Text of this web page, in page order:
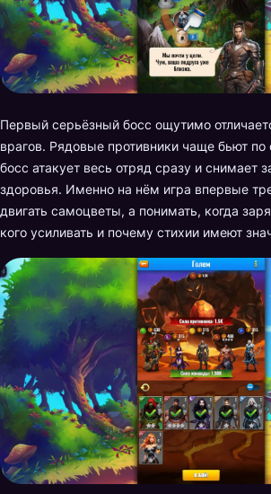
Первый серьёзный босс ощутимо
врагов. Рядовые противники чаще бьют
босс атакует весь отряд сразу и снимает
здоровья. Именно на нём игра впервые
двигать самоцветы, а понимать, когда
кого усиливать и почему стихии имеют